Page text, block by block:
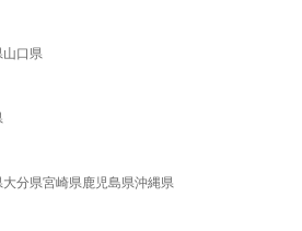
山口県
大分県宮崎県鹿児島県沖縄県